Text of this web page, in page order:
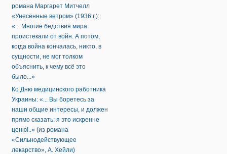
романа Маргарет Митчелл
«Унесённые ветром» (1936 г.):
«... Многие бедствия мира
проистекали от войн. А потом,
когда война кончалась, никто, в
сущности, не мог толком
объяснить, к чему всё это
было...»
Ко Дню медицинского работника
Украины: «... Вы боретесь за
наши общие интересы, и должен
прямо сказать: я это искренне
ценю!..» (из романа
«Сильнодействующее
лекарство», А. Хейли)